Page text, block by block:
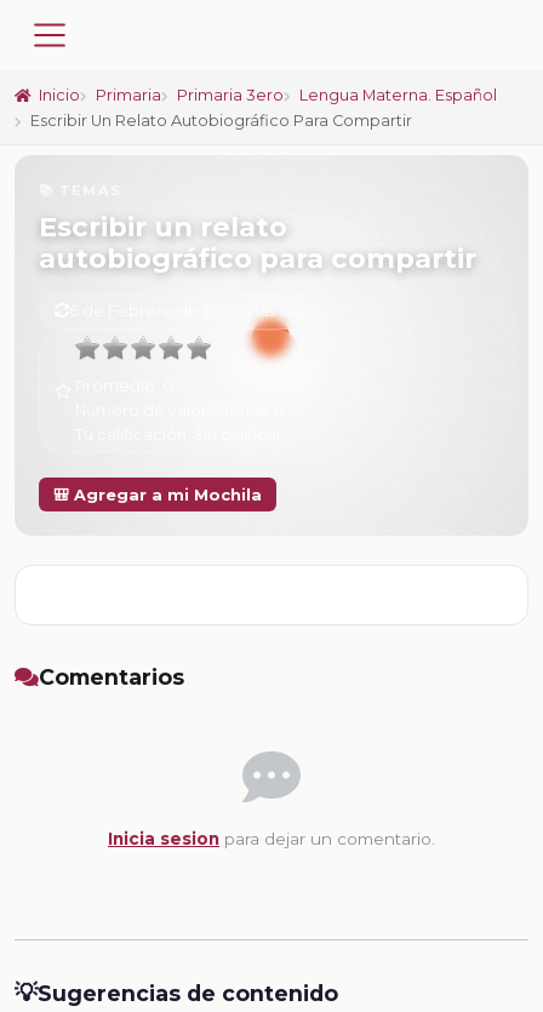
Inicio Primaria Primaria 3ero
Lengua Materna. Español
Escribir Un Relato Autobiográfico Para Compartir
Escribir un relato
autobiográfico para compartir
6 de Febrero de 2025 a las 15:26
🎒 Agregar a mi Mochila
Comentarios
Inicia sesion para dejar un comentario.
💡Sugerencias de contenido